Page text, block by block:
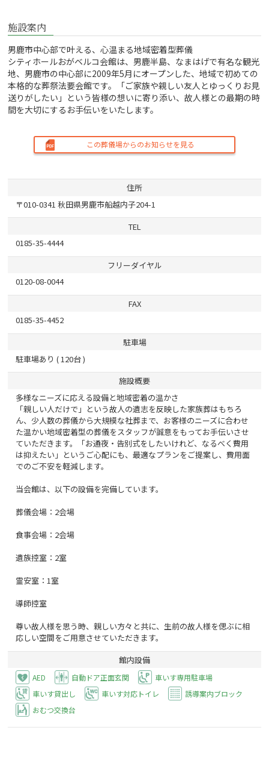
施設案内
男鹿市中心部で叶える、心温まる地域密着型葬儀
シティホールおがベルコ会館は、男鹿半島、なまはげで有名な観光
地、男鹿市の中心部に2009年5月にオープンした、地域で初めての
本格的な葬祭法要会館です。「ご家族や親しい友人とゆっくりお見
送りがしたい」という皆様の想いに寄り添い、故人様との最期の時
間を大切にするお手伝いをいたします。
この葬儀場からのお知らせを見る
住所
〒010-0341 秋田県男鹿市船越内子204-1
TEL
0185-35-4444
フリーダイヤル
0120-08-0044
FAX
0185-35-4452
駐車場
駐車場あり ( 120台 )
施設概要
多様なニーズに応える設備と地域密着の温かさ
「親しい人だけで」という故人の遺志を反映した家族葬はもちろ
ん、少人数の葬儀から大規模な社葬まで、お客様のニーズに合わせ
た温かい地域密着型の葬儀をスタッフが誠意をもってお手伝いさせ
ていただきます。「お通夜・告別式をしたいけれど、なるべく費用
は抑えたい」というご心配にも、最適なプランをご提案し、費用面
でのご不安を軽減します。
当会館は、以下の設備を完備しています。
葬儀会場：2会場
食事会場：2会場
遺族控室：2室
霊安室：1室
導師控室
尊い故人様を思う時、親しい方々と共に、生前の故人様を偲ぶに相
応しい空間をご用意させていただきます。
館内設備
AED 自動ドア正面玄関
車いす専用駐車場
車いす貸出し
車いす対応トイレ
誘導案内ブロック
おむつ交換台